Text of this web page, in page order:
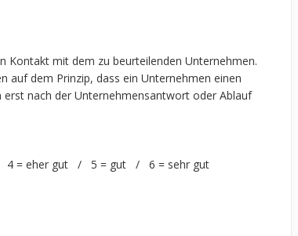
Kontakt mit dem zu beurteilenden Unternehmen.
auf dem Prinzip, dass ein Unternehmen einen
nach der Unternehmensantwort oder Ablauf
4 = eher gut / 5 = gut / 6 = sehr gut